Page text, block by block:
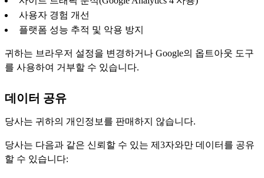
사용자 경험 개선
플랫폼 성능 추적 및 악용 방지
귀하는 브라우저 설정을 변경하거나 Google의 옵트아웃 도구
를 사용하여 거부할 수 있습니다.
데이터 공유
당사는 귀하의 개인정보를 판매하지 않습니다.
당사는 다음과 같은 신뢰할 수 있는 제3자와만 데이터를 공유
할 수 있습니다: